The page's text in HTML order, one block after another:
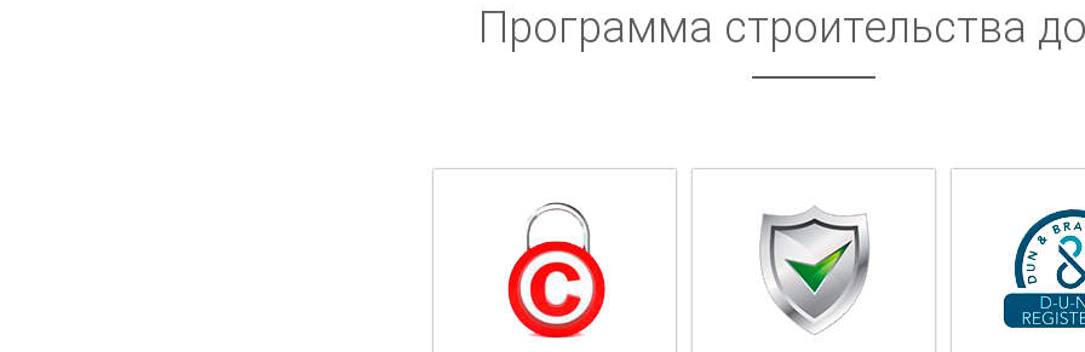
Программа строительства